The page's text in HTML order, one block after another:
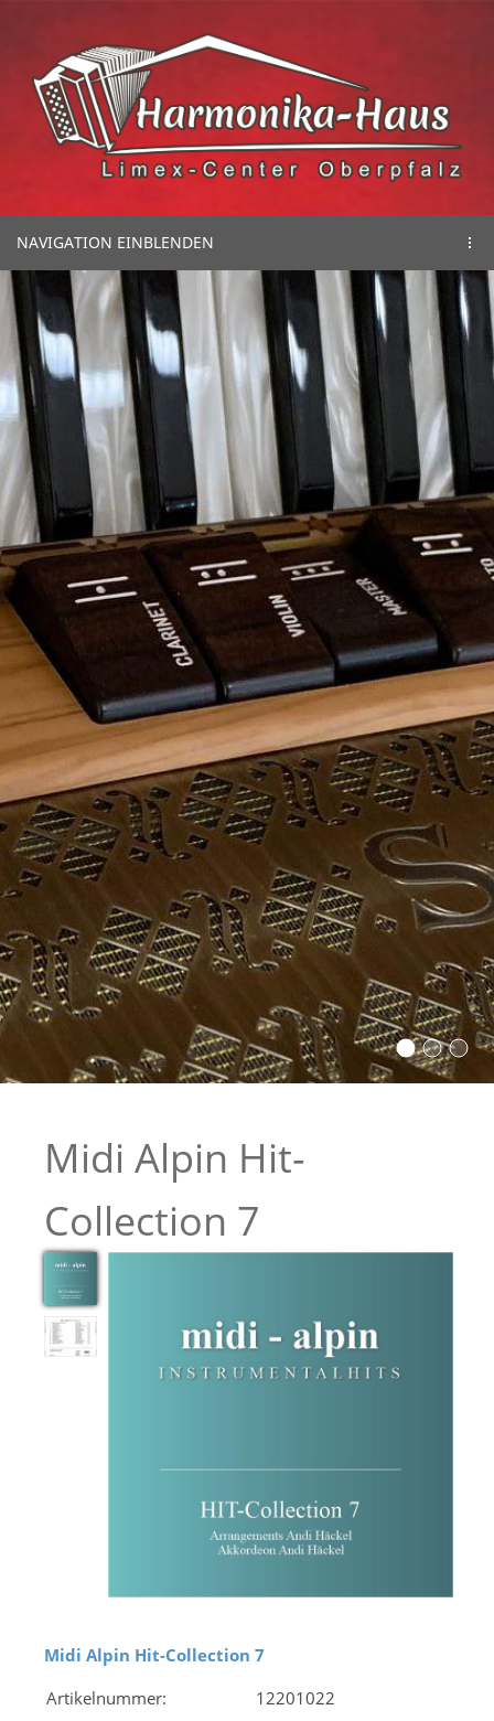
NAVIGATION EINBLENDEN
Midi Alpin Hit-
Collection 7
Midi Alpin Hit-Collection 7
Artikelnummer:
12201022